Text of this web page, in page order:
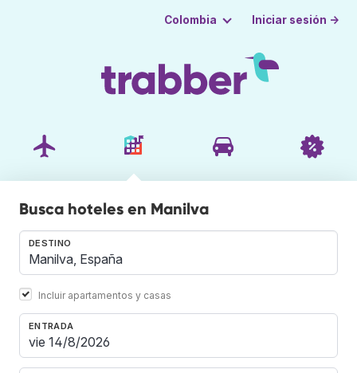
Colombia Iniciar sesión →
Busca hoteles en Manilva
DESTINO
Incluir apartamentos y casas
ENTRADA